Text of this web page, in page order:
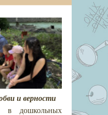
и верности
дошкольных